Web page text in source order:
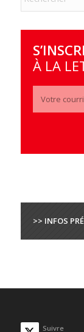
À LA
>> INFOS
Suivre